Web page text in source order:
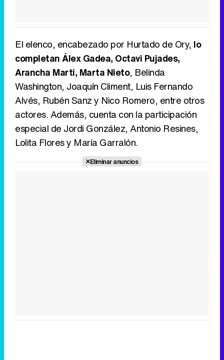
El elenco, encabezado por Hurtado de Ory, lo
completan Álex Gadea, Octavi Pujades,
Arancha Martí, Marta Nieto, Belinda
Washington, Joaquín Climent, Luis Fernando
Alvés, Rubén Sanz y Nico Romero, entre otros
actores. Además, cuenta con la participación
especial de Jordi González, Antonio Resines,
Lolita Flores y María Garralón.
Eliminar anuncios